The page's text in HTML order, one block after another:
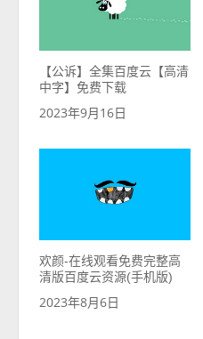
【公诉】全集百度云【高清
中字】免费下载
2023年9月16日
欢颜-在线观看免费完整高
清版百度云资源(手机版)
2023年8月6日